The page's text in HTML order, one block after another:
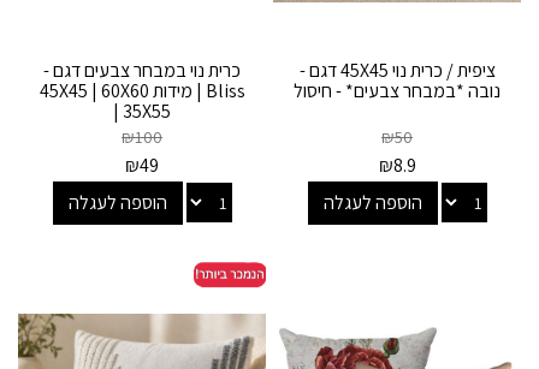
ציפית / כרית נוי 45X45 דגם -
נובה *במבחר צבעים* - חיסול
₪50
₪8.9
הוספה לעגלה
כרית נוי במבחר צבעים דגם -
Bliss | מידות 45X45 | 60X60
| 35X55
₪100
₪49
הוספה לעגלה